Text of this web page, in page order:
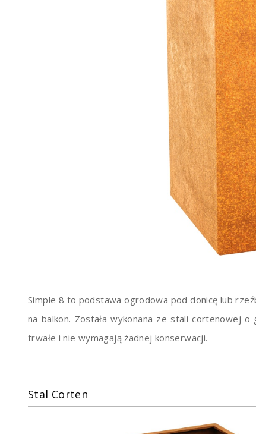
Simple 8 to podstawa ogrodowa pod donicę lub
na balkon. Została wykonana ze stali cortenowej
trwałe i nie wymagają żadnej konserwacji.
Stal Corten